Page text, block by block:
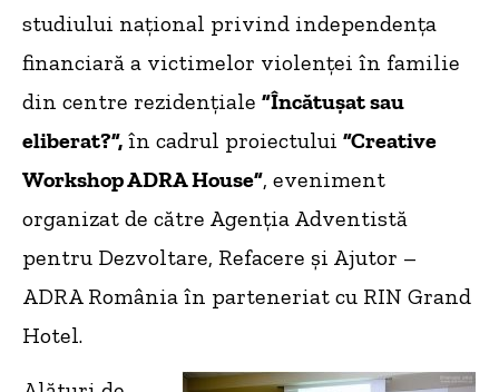
studiului național privind independența
financiară a victimelor violenței în familie
din centre rezidențiale ”Încătușat sau
eliberat?”, în cadrul proiectului ”Creative
Workshop ADRA House”, eveniment
organizat de către Agenția Adventistă
pentru Dezvoltare, Refacere şi Ajutor –
ADRA România în parteneriat cu RIN Grand
Hotel.